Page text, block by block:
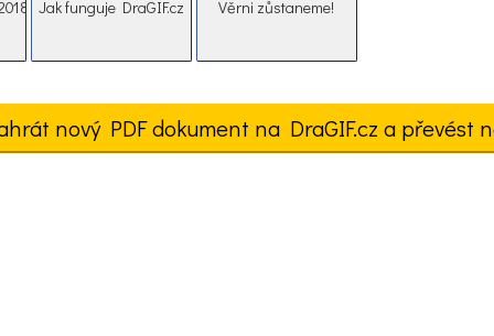
Jak funguje DraGIF.cz Věrni zůstaneme!
nový PDF dokument na DraGIF.cz a převést